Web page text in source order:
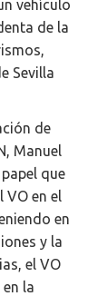
vehículo
de la
Sevilla
de
Manuel
que
VO en el
en
y la
el VO
la